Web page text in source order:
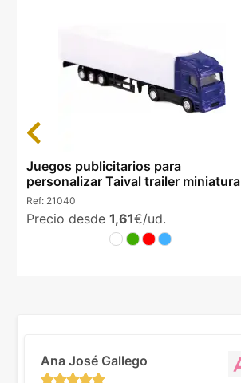
Juegos publicitarios para
personalizar Taival trailer miniatura
Ref: 21040
Precio desde 1,61€/ud.
Previous
Ana José Gallego